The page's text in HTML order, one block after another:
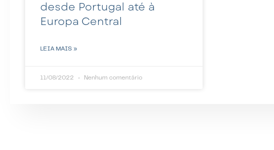
desde Portugal até à
Europa Central
LEIA MAIS »
11/08/2022 Nenhum comentário